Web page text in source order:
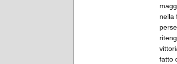
nella
fatto